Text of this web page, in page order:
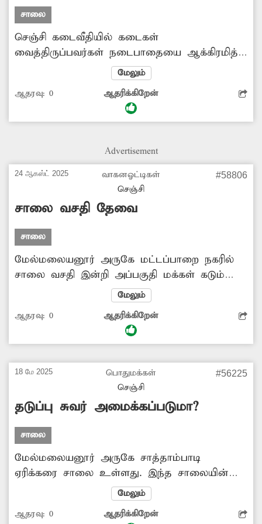
சாலை
செஞ்சி கடைவீதியில் கடைகள்
வைத்திருப்பவர்கள் நடைபாதையை ஆக்கிரமித்து
உள்ளனர். இதனால் அவ்வழியே செல்லும்
பொதுமக்கள், வாகன ஓட்டிகள் அவதி அடைந்து
வருவதுடன், போக்குவரத்து நெரிசலும்
ஏற்படுகிறது. எனவே சம்பந்தப்பட்ட அதிகாரிகள்
வேண்டியது அவசியம்.
மேலும்
ஆதரவு: 0 ஆதரிக்கிறேன்
Advertisement
24 ஆகஸ்ட் 2025
வாகனஓட்டிகள்
செஞ்சி
#58806
சாலை வசதி தேவை
சாலை
மேல்மலையனூர் அருகே மட்டப்பாறை நகரில்
சாலை வசதி இன்றி அப்பகுதி மக்கள் கடும்
அவதியடைந்து வருகின்றனர். குறிப்பாக
மழைக்காலங்களில் அப்பகுதியில் உள்ள
மண்சாலை முழுவதும் சேறும், சகதியுமாக
மாறிவிடுகிறது. எனவே பொதுமக்கள் நலன்
அதிகாரிகள் நடவடிக்கை எடுக்க வேண்டியது
மேலும்
ஆதரவு: 0 ஆதரிக்கிறேன்
18 மே 2025
பொதுமக்கள்
செஞ்சி
#56225
தடுப்பு சுவர் அமைக்கப்படுமா?
சாலை
மேல்மலையனூர் அருகே சாத்தாம்பாடி
ஏரிக்கரை சாலை உள்ளது. இந்த சாலையின்
ஓரத்தில் தடுப்பு சுவர் இல்லாததால் அந்த
வழியாக செல்லும் வாகனங்கள்
எதிர்பாராதவிதமாக சாலையோர பள்ளத்தில்
மேலும்
ஆதரவு: 0 ஆதரிக்கிறேன்